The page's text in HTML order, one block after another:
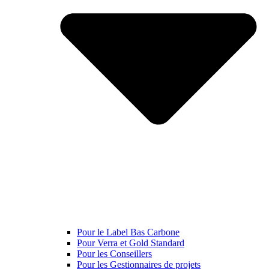
Pour le Label Bas Carbone
Pour Verra et Gold Standard
Pour les Conseillers
Pour les Gestionnaires de projets